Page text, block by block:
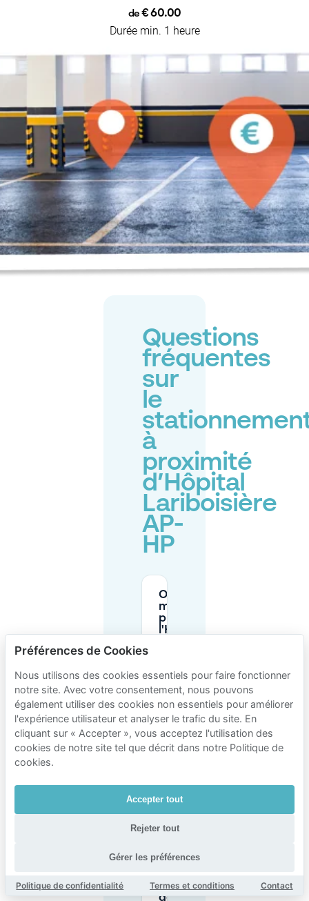
de € 60.00
Durée min. 1 heure
Questions
fréquentes
sur
le
à
proximité
d’Hôpital
Lariboisière
AP-
HP
Où puis-je
me garer
près de
l'Hôpital
Y a-t-il un
stationnement
gratuit près
de l'Hôpital
Lariboisière
AP-HP ?
parkings
à
proximité
ouverts
24/7 et y
limites
de
Préférences de Cookies
Nous utilisons des cookies essentiels pour faire fonctionner
notre site. Avec votre consentement, nous pouvons
également utiliser des cookies non essentiels pour améliorer
l'expérience utilisateur et analyser le trafic du site. En
cliquant sur « Accepter », vous acceptez l'utilisation des
cookies de notre site tel que décrit dans notre Politique de
cookies.
Accepter tout
Rejeter tout
Gérer les préférences
Politique de confidentialité Termes et conditions Contact